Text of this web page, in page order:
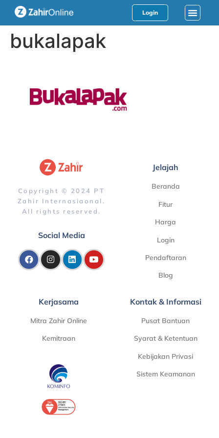
Login
bukalapak
Copyright © 2024 PT
Zahir Internasiaonal.
All rights reserved.
Social Media
Jelajah
Beranda
Fitur
Harga
Login
Pendaftaran
Blog
Kerjasama
Mitra Zahir Online
Kemitraan
Kontak & Informasi
Pusat Bantuan
Syarat & Ketentuan
Kebijakan Privasi
Sistem Keamanan